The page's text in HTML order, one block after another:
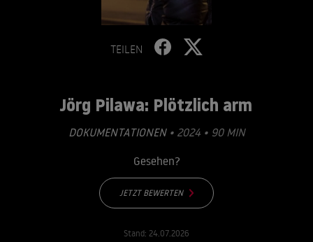
TEILEN
Jörg Pilawa: Plötzlich arm
DOKUMENTATIONEN• 2024 • 90 MIN
Gesehen?
JETZT BEWERTEN
Stand: 24.07.2026